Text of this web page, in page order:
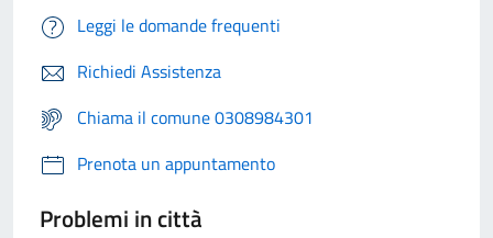
Leggi le domande frequenti
Richiedi Assistenza
Chiama il comune 0308984301
Prenota un appuntamento
Problemi in città